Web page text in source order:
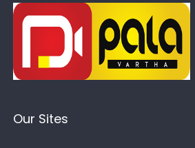
Our Sites